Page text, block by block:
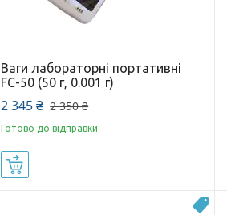
Ваги лабораторні портативні
FC-50 (50 г, 0.001 г)
2 345 ₴ 2 350 ₴
Готово до відправки